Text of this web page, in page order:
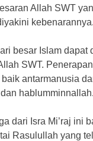
Allah SWT
kebenarannya.
besar Islam
SWT.
antarmanusia
hablumminnallah.
dari Isra Mi’raj ini
Rasulullah yang